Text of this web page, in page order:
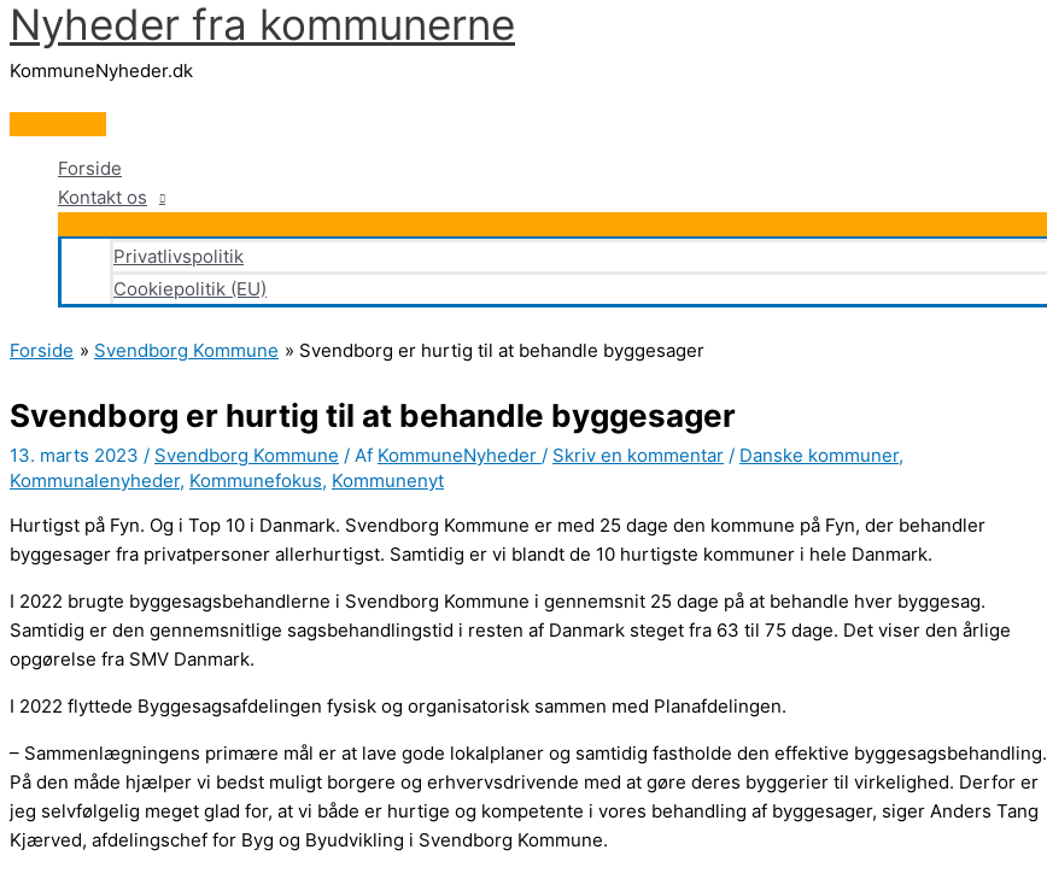
Gå
til
indholdet
Nyheder fra kommunerne
KommuneNyheder.dk
Hovedmenu
Forside
Kontakt os
Privatlivspolitik
Cookiepolitik (EU)
Forside Svendborg Kommune Svendborg er hurtig til at behandle byggesager
Svendborg er hurtig til at behandle byggesager
13. marts 2023 / Svendborg Kommune / Af KommuneNyheder / Skriv en kommentar / Danske kommuner,
Kommunalenyheder, Kommunefokus, Kommunenyt
Hurtigst på Fyn. Og i Top 10 i Danmark. Svendborg Kommune er med 25 dage den kommune på Fyn, der behandler
byggesager fra privatpersoner allerhurtigst. Samtidig er vi blandt de 10 hurtigste kommuner i hele Danmark.
I 2022 brugte byggesagsbehandlerne i Svendborg Kommune i gennemsnit 25 dage på at behandle hver byggesag.
Samtidig er den gennemsnitlige sagsbehandlingstid i resten af Danmark steget fra 63 til 75 dage. Det viser den årlige
opgørelse fra SMV Danmark.
I 2022 flyttede Byggesagsafdelingen fysisk og organisatorisk sammen med Planafdelingen.
– Sammenlægningens primære mål er at lave gode lokalplaner og samtidig fastholde den effektive byggesagsbehandling.
På den måde hjælper vi bedst muligt borgere og erhvervsdrivende med at gøre deres byggerier til virkelighed. Derfor er
jeg selvfølgelig meget glad for, at vi både er hurtige og kompetente i vores behandling af byggesager, siger Anders Tang
Kjærved, afdelingschef for Byg og Byudvikling i Svendborg Kommune.